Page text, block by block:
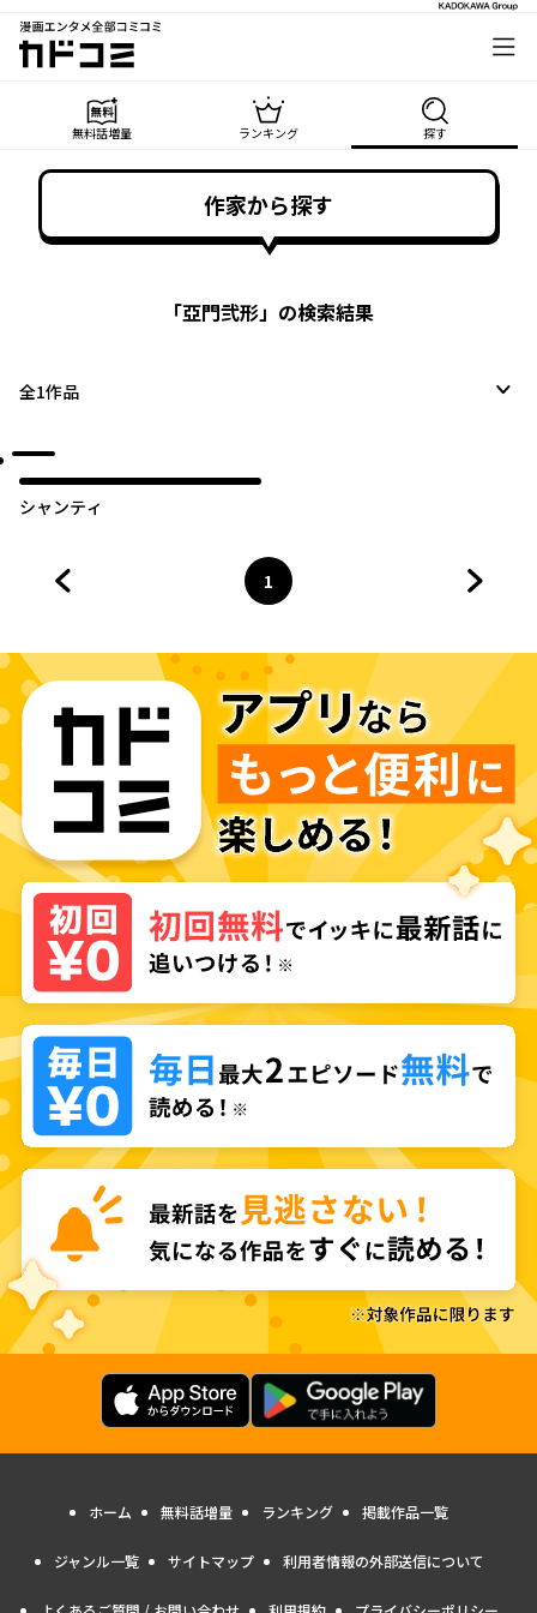
漫画エンタメ全部コミコミ
カドコミ
無料話増量 ランキング 探す
作家から探す
「亞門弐形」の検索結果
全1作品
シャンティ
ページ
1
へ
ホーム 無料話増量 ランキング 掲載作品一覧
ジャンル一覧 サイトマップ 利用者情報の外部送信について